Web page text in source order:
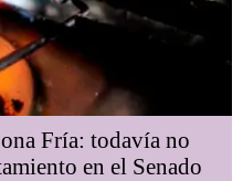
Fría: todavía no
en el Senado